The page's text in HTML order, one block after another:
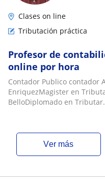
Clases on line
Tributación práctica
Profesor de
online por hora
Contador Publico contador
EnriquezMagister en
BelloDiplomado en
ver más